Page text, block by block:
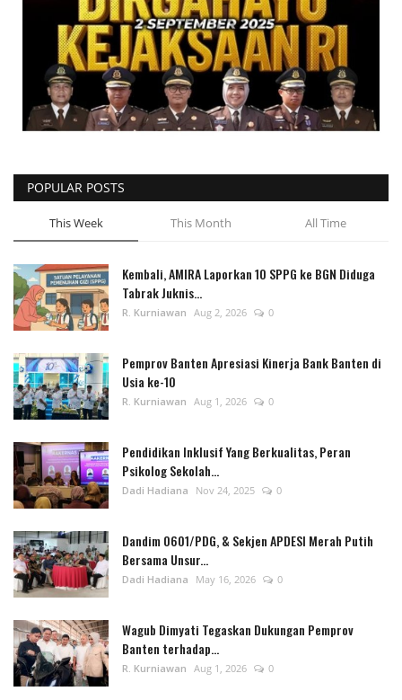
POPULAR POSTS
This Week This Month All Time
Kembali, AMIRA Laporkan 10 SPPG ke BGN Diduga
Tabrak Juknis...
R. Kurniawan Aug 2, 2026 0
Pemprov Banten Apresiasi Kinerja Bank Banten di
Usia ke-10
R. Kurniawan Aug 1, 2026 0
Pendidikan Inklusif Yang Berkualitas, Peran
Psikolog Sekolah...
Dadi Hadiana Nov 24, 2025 0
Dandim 0601/PDG, & Sekjen APDESI Merah Putih
Bersama Unsur...
Dadi Hadiana May 16, 2026 0
Wagub Dimyati Tegaskan Dukungan Pemprov
Banten terhadap...
R. Kurniawan Aug 1, 2026 0